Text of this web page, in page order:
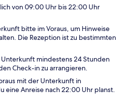
von 09:00 Uhr bis 22:00 Uhr
bitte im Voraus, um Hinweise
Die Rezeption ist zu bestimmten
mindestens 24 Stunden
Check-in zu arrangieren.
mit der Unterkunft in
eine Anreise nach 22:00 Uhr planst.